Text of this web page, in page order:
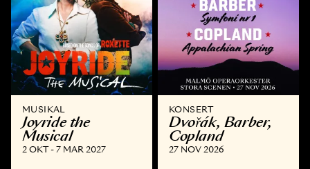
MUSIKAL
Joyride the
Musical
2 OKT - 7 MAR 2027
KONSERT
Dvořák, Barber,
Copland
27 NOV 2026